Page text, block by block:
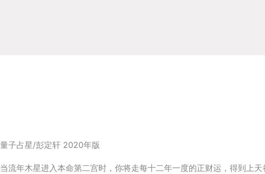
量子占星/彭定轩 2020年版
当流年木星进入本命第二宫时，你将走每十二年一度的正财运，得到上